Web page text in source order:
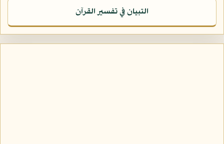
التبيان في تفسير القرآن